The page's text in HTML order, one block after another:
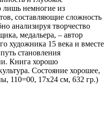
лишь немногие из
составляющие сложность
анализируя творчество
медальера, – автор
художника 15 века и вместе
становления
Книга хорошо
Состояние хорошее,
110=00, 17х24 см, 632 гр.)